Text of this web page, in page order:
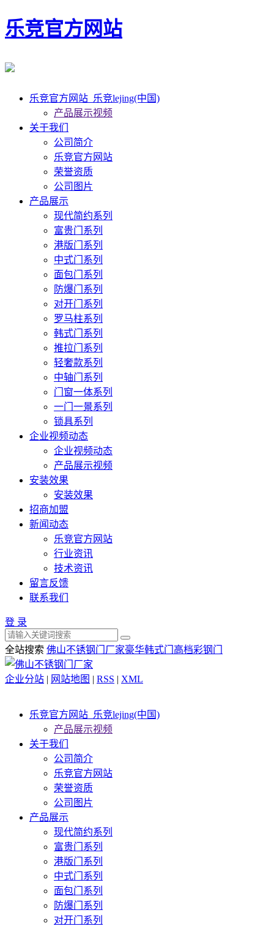
乐竞官方网站
乐竞官方网站_乐竞lejing(中国)
产品展示视频
关于我们
公司简介
乐竞官方网站
荣誉资质
公司图片
产品展示
现代简约系列
富贵门系列
港版门系列
中式门系列
面包门系列
防爆门系列
对开门系列
罗马柱系列
韩式门系列
推拉门系列
轻奢款系列
中轴门系列
门窗一体系列
一门一景系列
锁具系列
企业视频动态
企业视频动态
产品展示视频
安装效果
安装效果
招商加盟
新闻动态
乐竞官方网站
行业资讯
技术资讯
留言反馈
联系我们
登 录
全站搜索 佛山不锈钢门厂家豪华韩式门 高档彩钢门
企业分站 | 网站地图 | RSS | XML
乐竞官方网站_乐竞lejing(中国)
产品展示视频
关于我们
公司简介
乐竞官方网站
荣誉资质
公司图片
产品展示
现代简约系列
富贵门系列
港版门系列
中式门系列
面包门系列
防爆门系列
对开门系列